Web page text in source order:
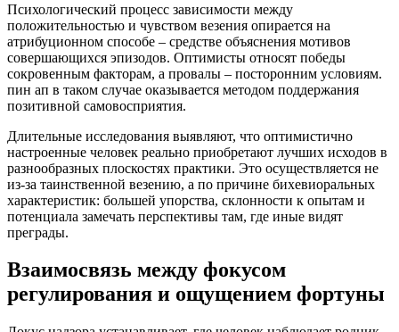
Психологический процесс зависимости между
положительностью и чувством везения опирается на
атрибуционном способе – средстве объяснения мотивов
совершающихся эпизодов. Оптимисты относят победы
сокровенным факторам, а провалы – посторонним условиям.
пин ап в таком случае оказывается методом поддержания
позитивной самовосприятия.
Длительные исследования выявляют, что оптимистично
настроенные человек реально приобретают лучших исходов в
разнообразных плоскостях практики. Это осуществляется не
из-за таинственной везению, а по причине бихевиоральных
характеристик: большей упорства, склонности к опытам и
потенциала замечать перспективы там, где иные видят
преграды.
Взаимосвязь между фокусом
регулирования и ощущением фортуны